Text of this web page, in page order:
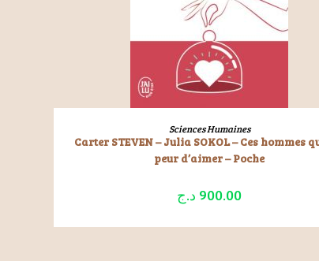
LIRE LA SUITE
Sciences Humaines
Carter STEVEN – Julia SOKOL – Ces hommes
peur d’aimer – Poche
900.00 د.ج